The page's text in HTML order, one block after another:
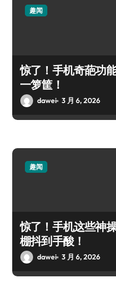
趣闻
惊了！手机奇葩功
一箩筐！
dawei 3 月 6, 2026
趣闻
惊了！手机这些神
棚抖到手酸！
dawei 3 月 6, 2026